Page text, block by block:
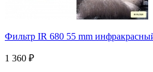
Фильтр IR 680 55 mm
1 360 ₽